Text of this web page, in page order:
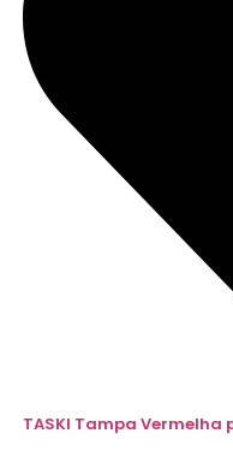
TASKI Tampa Vermelha